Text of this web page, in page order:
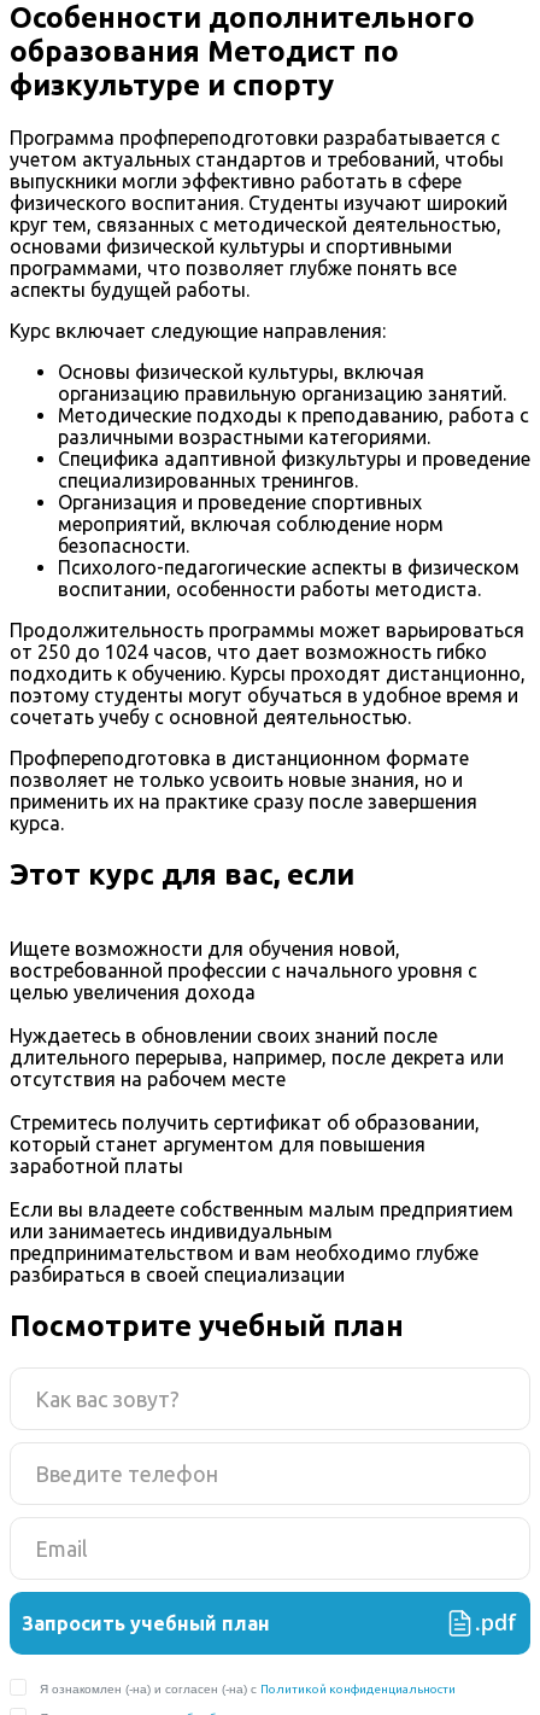
Особенности дополнительного
образования Методист по
физкультуре и спорту
Программа профпереподготовки разрабатывается с
учетом актуальных стандартов и требований, чтобы
выпускники могли эффективно работать в сфере
физического воспитания. Студенты изучают широкий
круг тем, связанных с методической деятельностью,
основами физической культуры и спортивными
программами, что позволяет глубже понять все
аспекты будущей работы.
Курс включает следующие направления:
Основы физической культуры, включая
организацию правильную организацию занятий.
Методические подходы к преподаванию, работа с
различными возрастными категориями.
Специфика адаптивной физкультуры и проведение
специализированных тренингов.
Организация и проведение спортивных
мероприятий, включая соблюдение норм
безопасности.
Психолого-педагогические аспекты в физическом
воспитании, особенности работы методиста.
Продолжительность программы может варьироваться
от 250 до 1024 часов, что дает возможность гибко
подходить к обучению. Курсы проходят дистанционно,
поэтому студенты могут обучаться в удобное время и
сочетать учебу с основной деятельностью.
Профпереподготовка в дистанционном формате
позволяет не только усвоить новые знания, но и
применить их на практике сразу после завершения
курса.
Этот курс для вас, если
Ищете возможности для обучения новой,
востребованной профессии с начального уровня с
целью увеличения дохода
Нуждаетесь в обновлении своих знаний после
длительного перерыва, например, после декрета или
отсутствия на рабочем месте
Стремитесь получить сертификат об образовании,
который станет аргументом для повышения
заработной платы
Если вы владеете собственным малым предприятием
или занимаетесь индивидуальным
предпринимательством и вам необходимо глубже
разбираться в своей специализации
Посмотрите учебный план